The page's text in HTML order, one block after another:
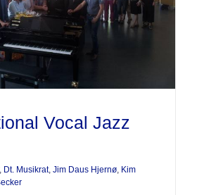
Vocal Jazz
, Dt. Musikrat, Jim Daus Hjernø, Kim